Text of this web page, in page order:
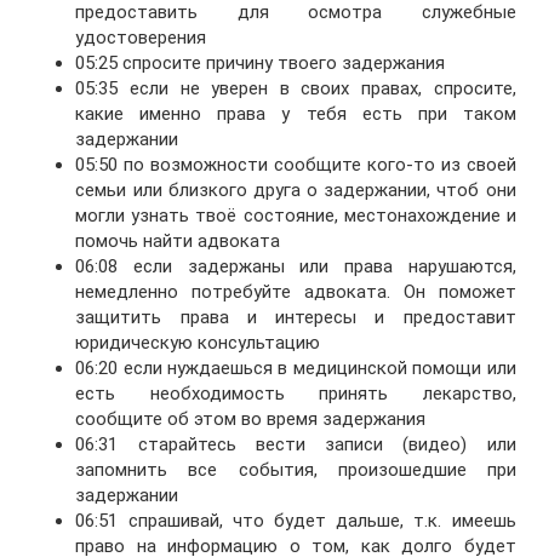
предоставить для осмотра служебные
удостоверения
05:25 спросите причину твоего задержания
05:35 если не уверен в своих правах, спросите,
какие именно права у тебя есть при таком
задержании
05:50 по возможности сообщите кого-то из своей
семьи или близкого друга о задержании, чтоб они
могли узнать твоё состояние, местонахождение и
помочь найти адвоката
06:08 если задержаны или права нарушаются,
немедленно потребуйте адвоката. Он поможет
защитить права и интересы и предоставит
юридическую консультацию
06:20 если нуждаешься в медицинской помощи или
есть необходимость принять лекарство,
сообщите об этом во время задержания
06:31 старайтесь вести записи (видео) или
запомнить все события, произошедшие при
задержании
06:51 спрашивай, что будет дальше, т.к. имеешь
право на информацию о том, как долго будет